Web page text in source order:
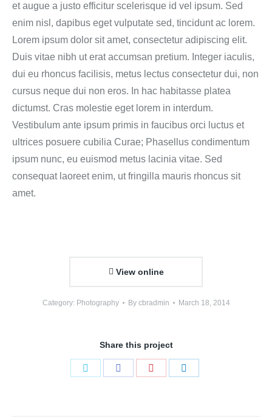
et augue a justo efficitur scelerisque id vel ipsum. Sed
enim nisl, dapibus eget vulputate sed, tincidunt ac lorem.
Lorem ipsum dolor sit amet, consectetur adipiscing elit.
Duis vitae nibh ut erat accumsan pretium. Integer iaculis,
dui eu rhoncus facilisis, metus lectus consectetur dui, non
cursus neque dui non eros. In hac habitasse platea
dictumst. Cras molestie eget lorem in interdum.
Vestibulum ante ipsum primis in faucibus orci luctus et
ultrices posuere cubilia Curae; Phasellus condimentum
ipsum nunc, eu euismod metus lacinia vitae. Sed
consequat laoreet enim, ut fringilla mauris rhoncus sit
amet.
View online
Category: Photography By cbradmin March 18, 2014
Share this project